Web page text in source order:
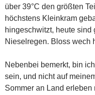
über 39°C den größten
höchstens Kleinkram
hingeschwitzt, heute sind
Nieselregen. Bloss wech
Nebenbei bemerkt, bin
sein, und nicht auf
Sommer an Land